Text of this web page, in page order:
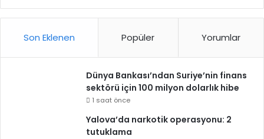
Son Eklenen Popüler Yorumlar
Dünya Bankası’ndan Suriye’nin finans
sektörü için 100 milyon dolarlık hibe
1 saat önce
Yalova’da narkotik operasyonu: 2
tutuklama